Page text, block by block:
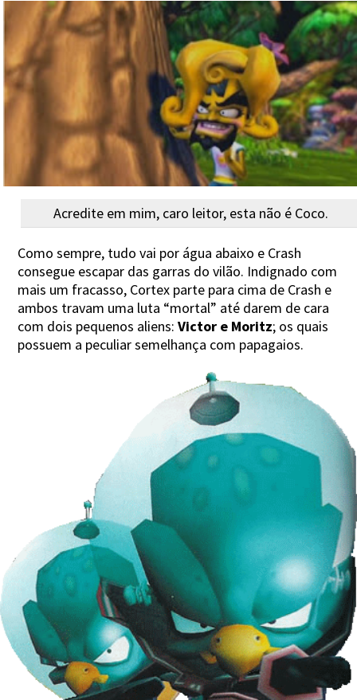
Acredite em mim, caro leitor, esta não é Coco.
Como sempre, tudo vai por água abaixo e Crash
consegue escapar das garras do vilão. Indignado com
mais um fracasso, Cortex parte para cima de Crash e
ambos travam uma luta “mortal” até darem de cara
com dois pequenos aliens: Victor e Moritz; os quais
possuem a peculiar semelhança com papagaios.